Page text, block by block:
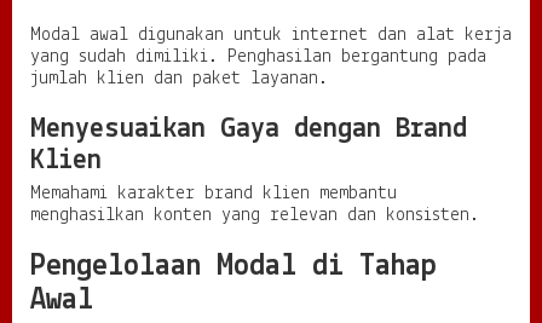
Modal awal digunakan untuk internet dan alat kerja
yang sudah dimiliki. Penghasilan bergantung pada
jumlah klien dan paket layanan.
Menyesuaikan Gaya dengan Brand
Klien
Memahami karakter brand klien membantu
menghasilkan konten yang relevan dan konsisten.
Pengelolaan Modal di Tahap
Awal